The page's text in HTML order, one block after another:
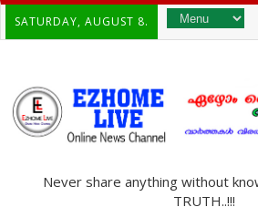
SATURDAY, AUGUST 8.
Never share anything without
TRUTH..!!!